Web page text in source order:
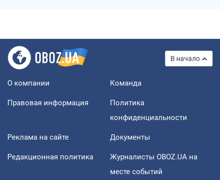
В начало
О компании Команда
Правовая информация
Политика
конфиденциальности
Реклама на сайте Документы
Редакционная политика
Журналисты OBOZ.UA на
месте событий